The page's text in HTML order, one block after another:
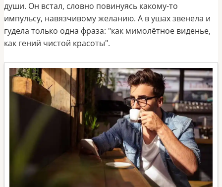
души. Он встал, словно повинуясь какому-то
импульсу, навязчивому желанию. А в ушах звенела и
гудела только одна фраза: "как мимолётное виденье,
как гений чистой красоты".